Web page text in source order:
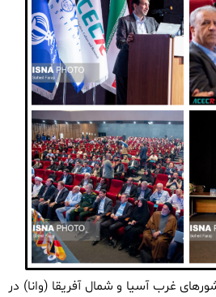
غرب آسیا و شمال آفریقا (وانا) در